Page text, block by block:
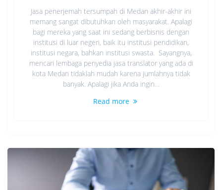
Jasa penerjemah tersumpah di Medan akhir-akhir ini
memang sangat dibutuhkan oleh masyarakat. Apalagi
bagi mereka yang saat ini sedang berbisnis dengan
institusi di luar negeri, baik itu institusi pendidikan,
institusi negara, bahkan institusi swasta. Sayangnya,
mencari lembaga penyedia jasa translator yang ada di
kota Medan tidaklah mudah karena jumlahnya tidak
banyak. Apalagi jika Anda ingin…
Read more